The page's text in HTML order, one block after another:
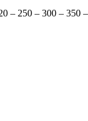
– 250 – 300 – 350